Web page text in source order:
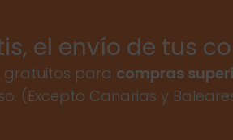
el envío de tus
gratuitos para compras
(Excepto Canarias y